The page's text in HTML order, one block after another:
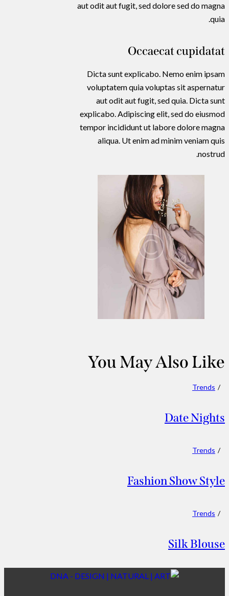
aut odit aut fugit, sed dolore sed do magna
quia.
Occaecat cupidatat
Dicta sunt explicabo. Nemo enim ipsam
voluptatem quia voluptas sit aspernatur
aut odit aut fugit, sed quia. Dicta sunt
explicabo. Adipiscing elit, sed do eiusmod
tempor incididunt ut labore dolore magna
aliqua. Ut enim ad minim veniam quis
nostrud.
You May Also Like
Trends
Date Nights
Trends
Fashion Show Style
Trends
Silk Blouse